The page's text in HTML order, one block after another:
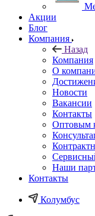
Акции
Блог
Компания
Назад
Компания
О
Новости
Вакансии
Контакты
Оптовым
Наши
Контакты
Колумбус